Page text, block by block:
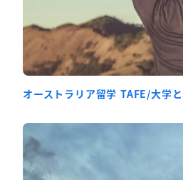
オーストラリア留学 TAFE/大学